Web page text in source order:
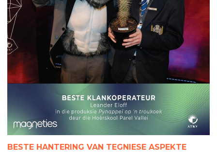
BESTE HANTERING VAN TEGNIESE ASPEKTE